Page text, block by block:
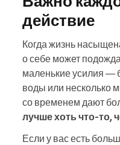
действие
Когда жизнь
о себе может
маленькие усилия —
воды или несколько
со временем дают
лучше хоть что-то,
Если у вас есть